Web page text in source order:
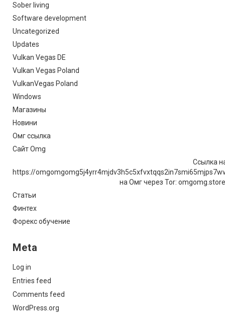
Sober living
Software development
Uncategorized
Updates
Vulkan Vegas DE
Vulkan Vegas Poland
VulkanVegas Poland
Windows
Магазины
Новини
Омг ссылка
Сайт Omg
Ссылка
https://
на Омг через Tor:
Статьи
Финтех
Форекс обучение
Meta
Log in
Entries feed
Comments feed
WordPress.org